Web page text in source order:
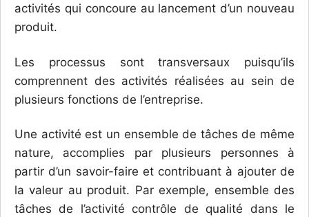
activités qui concoure au lancement d’un nouveau
produit.
Les processus sont transversaux puisqu’ils
comprennent des activités réalisées au sein de
plusieurs fonctions de l’entreprise.
Une activité est un ensemble de tâches de même
nature, accomplies par plusieurs personnes à
partir d’un savoir-faire et contribuant à ajouter de
la valeur au produit. Par exemple, ensemble des
tâches de l’activité contrôle de qualité dans le